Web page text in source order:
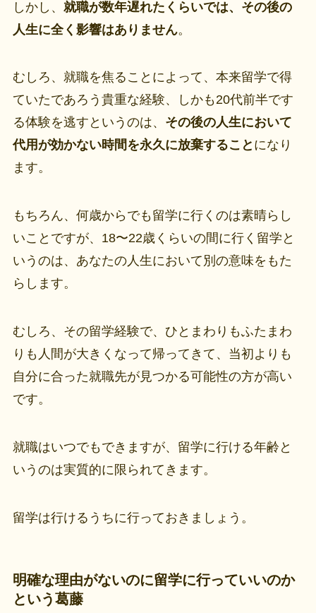
しかし、 就職が数年遅れたくらいでは、その後の
人生に全く影響はありません。
むしろ、就職を焦ることによって、本来留学で得
ていたであろう貴重な経験、しかも20代前半です
る体験を逃すというのは、 その後の人生において
代用が効かない時間を永久に放棄すること になり
ます。
もちろん、何歳からでも留学に行くのは素晴らし
いことですが、18〜22歳くらいの間に行く留学と
いうのは、あなたの人生において別の意味をもた
らします。
むしろ、その留学経験で、ひとまわりもふたまわ
りも人間が大きくなって帰ってきて、当初よりも
自分に合った就職先が見つかる可能性の方が高い
です。
就職はいつでもできますが、留学に行ける年齢と
いうのは実質的に限られてきます。
留学は行けるうちに行っておきましょう。
明確な理由がないのに留学に行っていいのか
という葛藤